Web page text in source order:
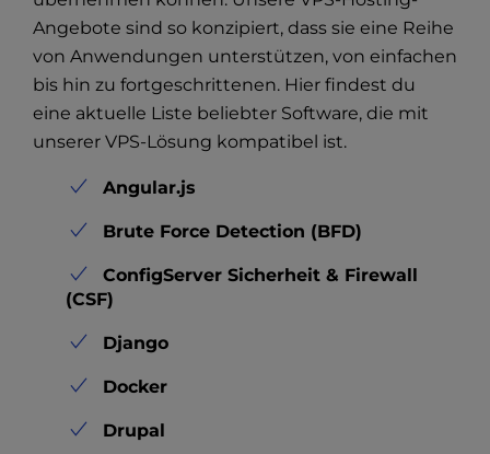
Angebote sind so konzipiert, dass sie eine Reihe
von Anwendungen unterstützen, von einfachen
bis hin zu fortgeschrittenen. Hier findest du
eine aktuelle Liste beliebter Software, die mit
unserer VPS-Lösung kompatibel ist.
Angular.js
Brute Force Detection (BFD)
ConfigServer Sicherheit & Firewall
(CSF)
Django
Docker
Drupal